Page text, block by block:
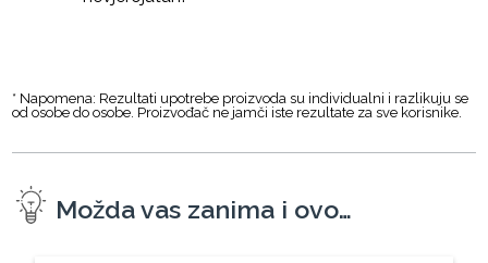
* Napomena: Rezultati upotrebe proizvoda su individualni i razlikuju se
od osobe do osobe. Proizvođač ne jamči iste rezultate za sve korisnike.
Možda vas zanima i ovo…